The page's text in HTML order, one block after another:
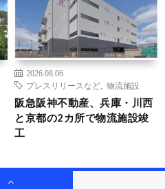
2026.08.06
プレスリリースなど
物流施設
阪急阪神不動産、兵庫・川西
と京都の2カ所で物流施設竣
工